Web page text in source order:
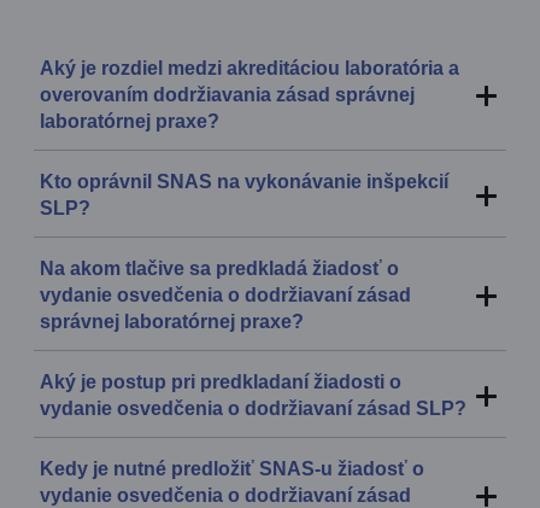
Aký je rozdiel medzi akreditáciou laboratória a
overovaním dodržiavania zásad správnej
laboratórnej praxe?
Kto oprávnil SNAS na vykonávanie inšpekcií
SLP?
Na akom tlačive sa predkladá žiadosť o
vydanie osvedčenia o dodržiavaní zásad
správnej laboratórnej praxe?
Aký je postup pri predkladaní žiadosti o
vydanie osvedčenia o dodržiavaní zásad SLP?
Kedy je nutné predložiť SNAS-u žiadosť o
vydanie osvedčenia o dodržiavaní zásad